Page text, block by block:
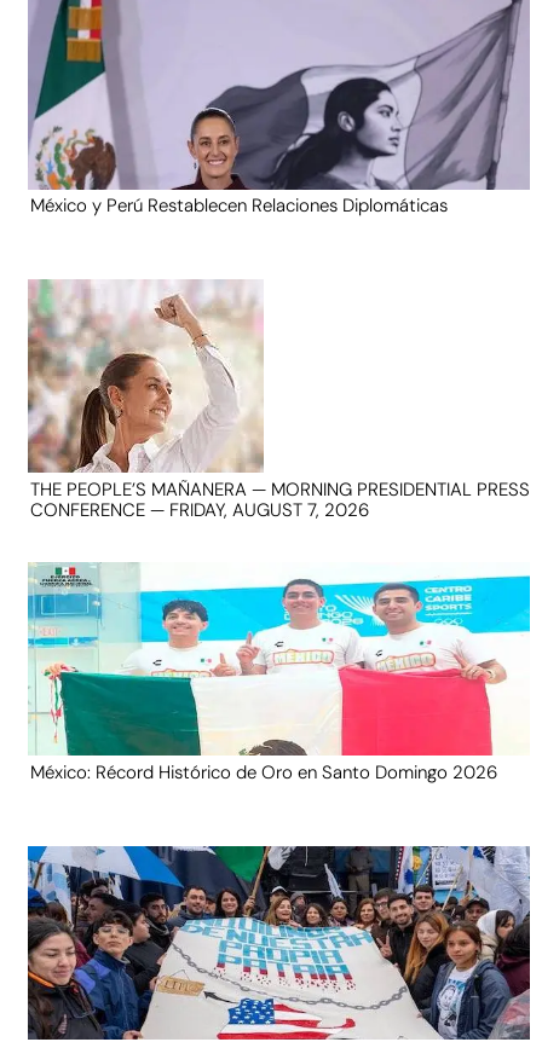
México y Perú Restablecen Relaciones Diplomáticas
THE PEOPLE’S MAÑANERA — MORNING PRESIDENTIAL PRESS
CONFERENCE — FRIDAY, AUGUST 7, 2026
México: Récord Histórico de Oro en Santo Domingo 2026